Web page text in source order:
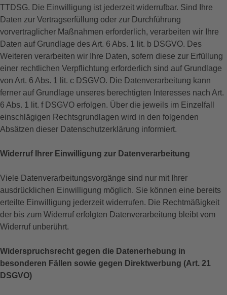
TTDSG. Die Einwilligung ist jederzeit widerrufbar. Sind Ihre
Daten zur Vertragserfüllung oder zur Durchführung
vorvertraglicher Maßnahmen erforderlich, verarbeiten wir Ihre
Daten auf Grundlage des Art. 6 Abs. 1 lit. b DSGVO. Des
Weiteren verarbeiten wir Ihre Daten, sofern diese zur Erfüllung
einer rechtlichen Verpflichtung erforderlich sind auf Grundlage
von Art. 6 Abs. 1 lit. c DSGVO. Die Datenverarbeitung kann
ferner auf Grundlage unseres berechtigten Interesses nach Art.
6 Abs. 1 lit. f DSGVO erfolgen. Über die jeweils im Einzelfall
einschlägigen Rechtsgrundlagen wird in den folgenden
Absätzen dieser Datenschutzerklärung informiert.
Widerruf Ihrer Einwilligung zur Datenverarbeitung
Viele Datenverarbeitungsvorgänge sind nur mit Ihrer
ausdrücklichen Einwilligung möglich. Sie können eine bereits
erteilte Einwilligung jederzeit widerrufen. Die Rechtmäßigkeit
der bis zum Widerruf erfolgten Datenverarbeitung bleibt vom
Widerruf unberührt.
Widerspruchsrecht gegen die Datenerhebung in
besonderen Fällen sowie gegen Direktwerbung (Art. 21
DSGVO)